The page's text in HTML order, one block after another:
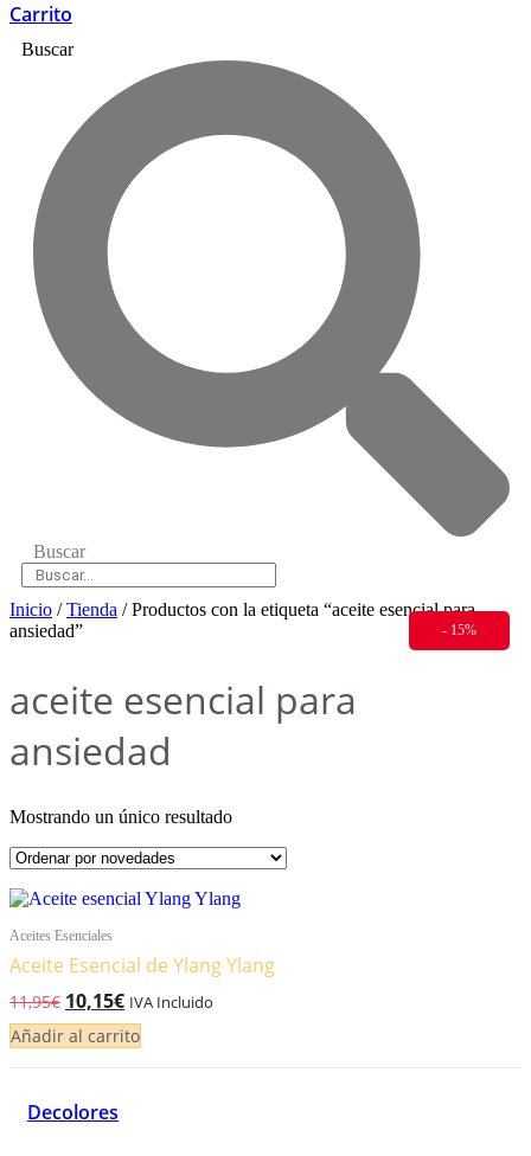
Carrito
Buscar
Buscar
Inicio /Tienda / Productos con la etiqueta “aceite esencial para
ansiedad”
aceite esencial para
ansiedad
Mostrando un único resultado
- 15%
Aceites Esenciales
Aceite Esencial de Ylang Ylang
11,95€ El
precio
original
11,95€.
10,15€El
precio
actual
IVA Incluido
Añadir al carrito
Decolores